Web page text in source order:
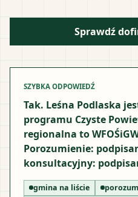
Sprawdź
SZYBKA ODPOWIEDŹ
Tak. Leśna Podlaska
programu Czyste
regionalna to
Porozumienie:
konsultacyjny:
gmina na liście